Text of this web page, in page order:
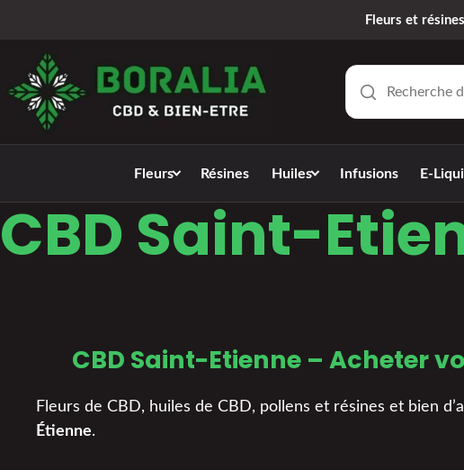
Fleurs et
Fleurs Résines Huiles Infusions E-
CBD Saint-
CBD Saint-Etienne – Acheter
Fleurs de CBD, huiles de CBD, pollens et résines et bien
Étienne.